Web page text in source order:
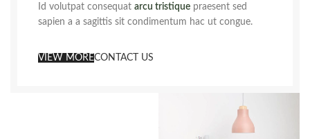
Id volutpat consequat arcu tristique praesent sed
sapien a a sagittis sit condimentum hac ut congue.
VIEW MORECONTACT US